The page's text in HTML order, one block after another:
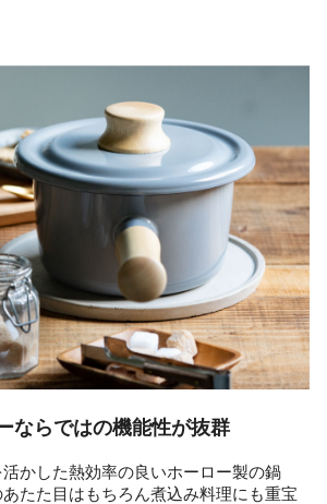
ならではの機能性が抜群
かした熱効率の良いホーロー製の鍋
たた目はもちろん煮込み料理にも重宝